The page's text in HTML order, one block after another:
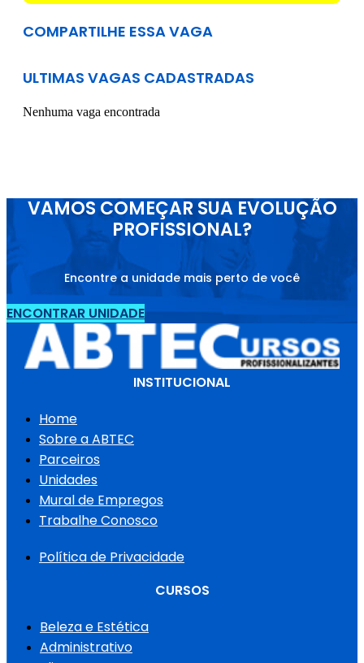
COMPARTILHE ESSA VAGA
ULTIMAS VAGAS CADASTRADAS
Nenhuma vaga encontrada
VAMOS COMEÇAR SUA EVOLUÇÃO
PROFISSIONAL?
Encontre a unidade mais perto de você
ENCONTRAR UNIDADE
INSTITUCIONAL
Home
Sobre a ABTEC
Parceiros
Unidades
Mural de Empregos
Trabalhe Conosco
Política de Privacidade
CURSOS
Beleza e Estética
Administrativo